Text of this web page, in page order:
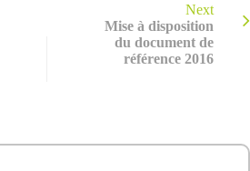
générale
du
29
juin
2023
Next
Mise à disposition
du document de
référence 2016